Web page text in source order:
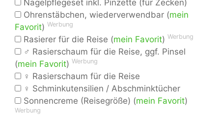
Nagelpflegeset inkl. Pinzette (für Zecken)
Ohrenstäbchen, wiederverwendbar (mein
Favorit) Werbung
Rasierer für die Reise (mein Favorit) Werbung
♂ Rasierschaum für die Reise, ggf. Pinsel
(mein Favorit) Werbung
♀ Rasierschaum für die Reise
♀ Schminkutensilien / Abschminktücher
Sonnencreme (Reisegröße) (mein Favorit)
Werbung